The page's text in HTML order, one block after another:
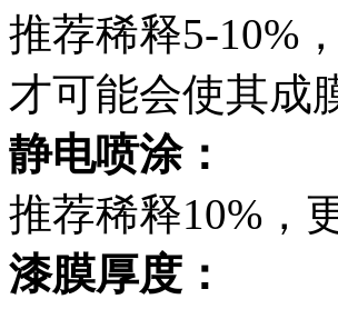
推荐稀释5-10%
才可能会使其成
静电喷涂：
推荐稀释10%，
漆膜厚度：